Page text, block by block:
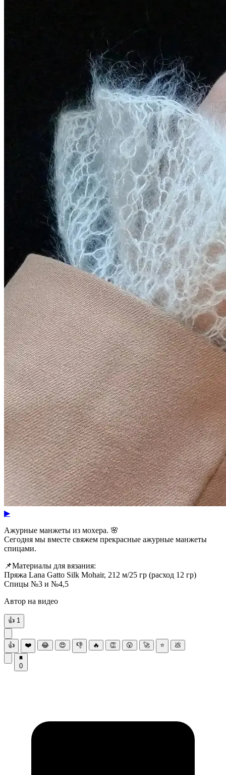
▶
Ажурные манжеты из мохера. 🌸
Сегодня мы вместе свяжем прекрасные ажурные манжеты
спицами.
📌Материалы для вязания:
Пряжа Lana Gatto Silk Mohair, 212 м/25 гр (расход 12 гр)
Спицы №3 и №4,5
Автор на видео
👍 1
👍 ❤️ 😂 😍 👎 🔥 👏 😮 🚀 ⭐ 💩
0